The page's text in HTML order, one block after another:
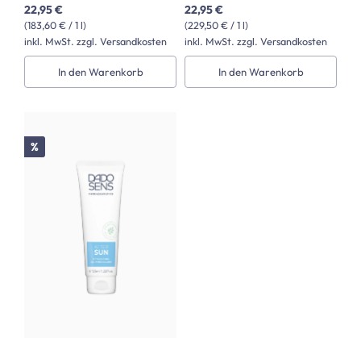
(183,60 € / 1 l)
22,95 €
inkl. MwSt. zzgl. Versandkosten
In den Warenkorb
(229,50 € / 1 l)
22,95 €
inkl. MwSt. zzgl. Versandkosten
In den Warenkorb
Rabatt
%